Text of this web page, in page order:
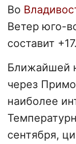
Во
Ветер юго-
составит
Ближайшей
через
наиболее
сентября,